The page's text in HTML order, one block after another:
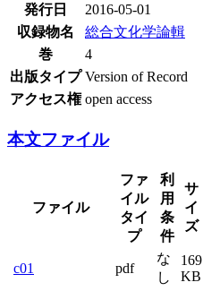
発行日
2016-05-01
収録物名
総合文化学論輯
巻
4
出版タイプ Version of Record
アクセス権 open access
本文ファイル
ファイル
ファ
イル
タイ
プ
利
用
条
件
サ
イ
ズ
c01 pdf
な
し
169
KB